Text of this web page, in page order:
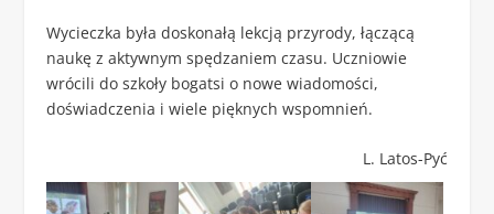
Wycieczka była doskonałą lekcją przyrody, łączącą
naukę z aktywnym spędzaniem czasu. Uczniowie
wrócili do szkoły bogatsi o nowe wiadomości,
doświadczenia i wiele pięknych wspomnień.
L. Latos-Pyć